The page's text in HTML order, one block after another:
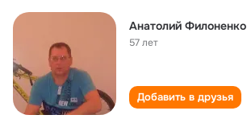
Анатолий Филоненко
57 лет
Добавить в друзья